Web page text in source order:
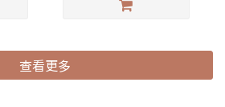
查看更多